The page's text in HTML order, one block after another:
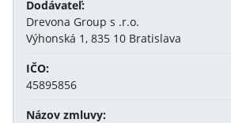
Dodávateľ:
Drevona Group s .r.o.
Výhonská 1, 835 10 Bratislava
IČO:
45895856
Názov zmluvy: